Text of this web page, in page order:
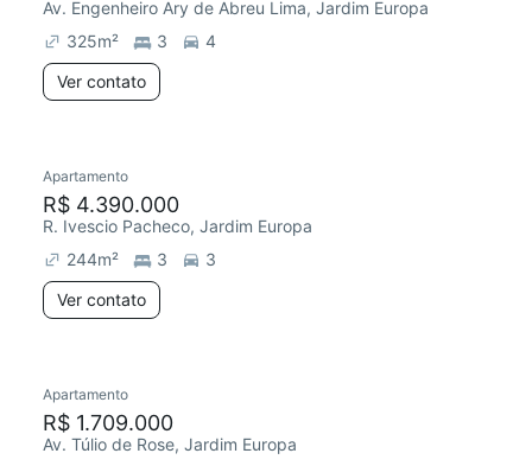
Av. Engenheiro Ary de Abreu Lima, Jardim Europa
325m² 3
4
Ver contato
Apartamento
R$ 4.390.000
R. Ivescio Pacheco, Jardim Europa
244m² 3
3
Ver contato
Redecorar
Apartamento
R$ 1.709.000
Av. Túlio de Rose, Jardim Europa